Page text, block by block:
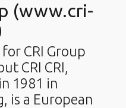
(www.cri-
CRI Group
CRI CRI,
1981 in
is a European